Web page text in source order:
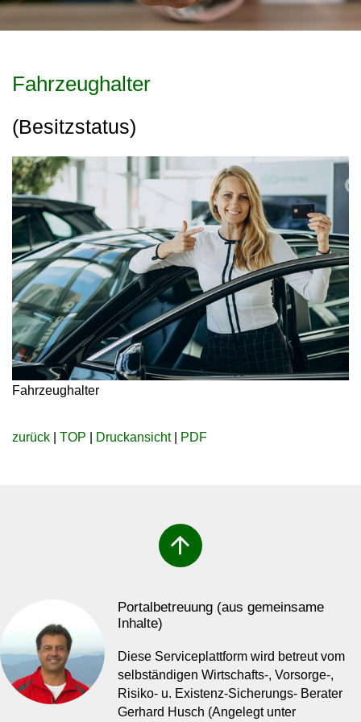
Fahrzeughalter
(Besitzstatus)
Fahrzeughalter
zurück TOP Druckansicht| PDF
arrow_upward
Portalbetreuung (aus gemeinsame
Inhalte)
Diese Serviceplattform wird betreut vom
selbständigen Wirtschafts-, Vorsorge-,
Risiko- u. Existenz-Sicherungs- Berater
Gerhard Husch (Angelegt unter